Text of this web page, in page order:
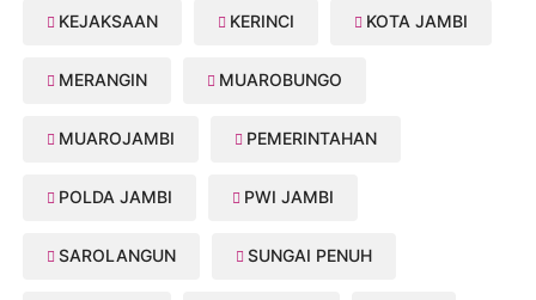
KEJAKSAAN KERINCI KOTA JAMBI
MERANGIN MUAROBUNGO
MUAROJAMBI PEMERINTAHAN
POLDA JAMBI PWI JAMBI
SAROLANGUN SUNGAI PENUH